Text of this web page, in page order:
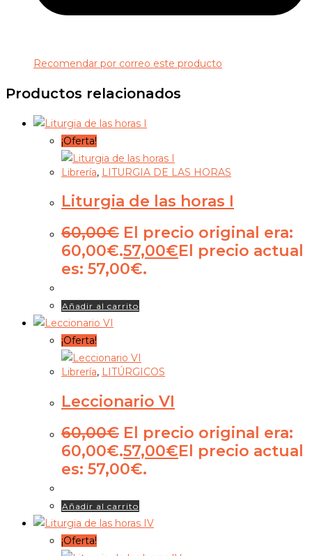
Recomendar por correo este producto
Productos relacionados
¡Oferta!
Librería, LITURGIA DE LAS HORAS
Liturgia de las horas I
60,00€ El precio original era:
60,00€.57,00€El precio actual
es: 57,00€.
Añadir al carrito
¡Oferta!
Librería, LITÚRGICOS
Leccionario VI
60,00€ El precio original era:
60,00€.57,00€El precio actual
es: 57,00€.
Añadir al carrito
¡Oferta!